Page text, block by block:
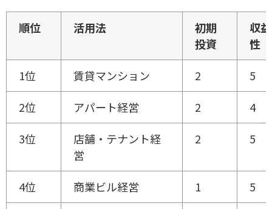
順位 活用法
初期
投資
収益
性
1位
賃貸マンション 2
5
2位
アパート経営 2
4
3位
店舗・テナント経
営
2 5
4位 商業ビル経営 1
5